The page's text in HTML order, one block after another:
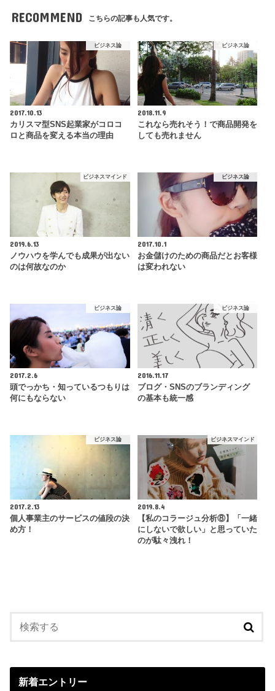
RECOMMEND こちらの記事も人気です。
ビジネス論
2017.10.13
カリスマ型SNS起業家がコロコ
ロと商品を変える本当の理由
ビジネス論
2018.11.9
これなら売れそう！で商品開発を
しても売れません
ビジネスマインド
2019.6.13
ノウハウを学んでも成果が出ない
のは何故なのか
ビジネス論
2017.10.1
お金儲けのための商品だとお客様
は変われない
ビジネス論
2017.2.6
頭でっかち・知っているつもりは
何にもならない
ビジネス論
2016.11.17
ブログ・SNSのブランディング
の基本も統一感
ビジネス論
2017.2.13
個人事業主のサービスの値段の決
め方！
ビジネスマインド
2019.8.4
【私のコラージュ分析⑧】「一緒
にしないで欲しい」と思っていた
のが駄々洩れ！
新着エントリー